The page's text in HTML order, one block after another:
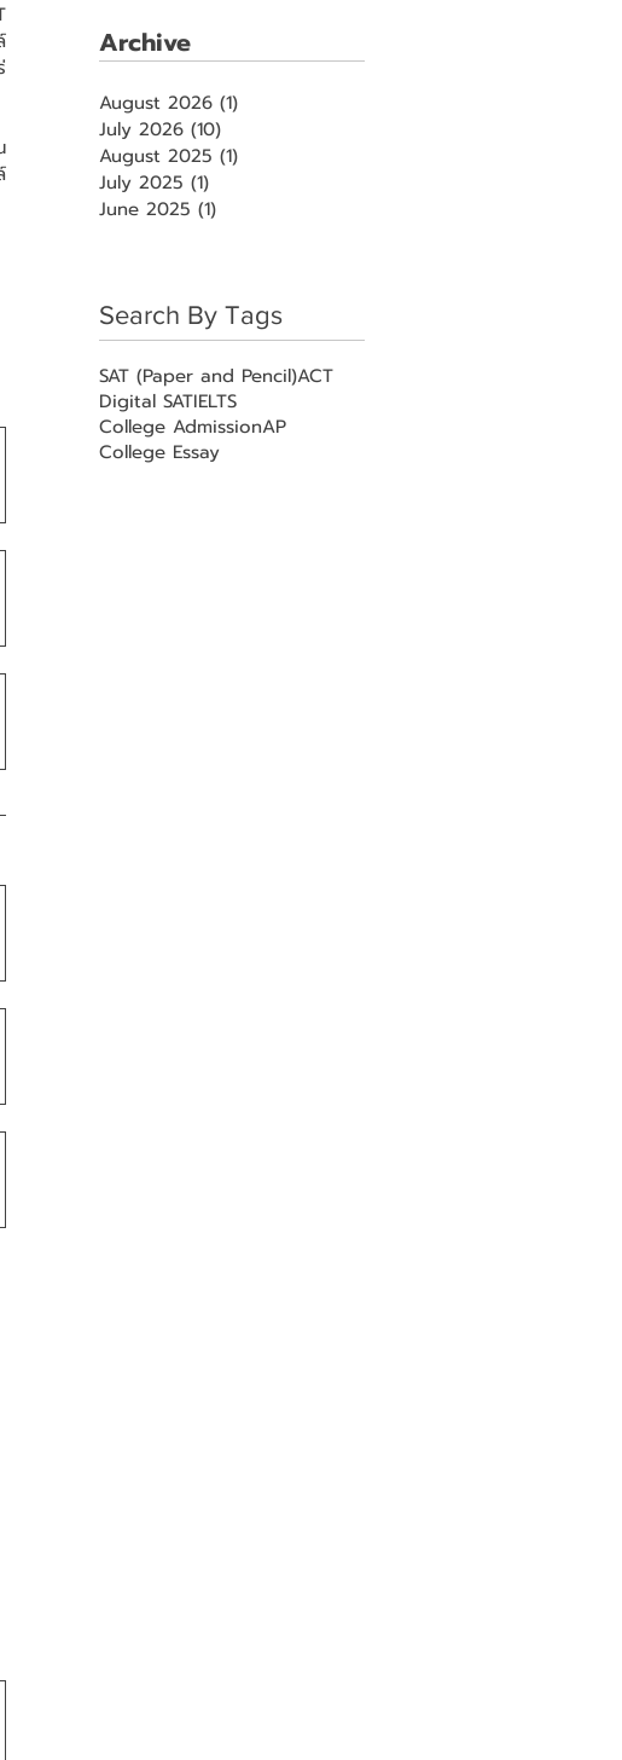
Archive
August 2026 (1)
July 2026 (10)
August 2025 (1)
July 2025 (1)
June 2025 (1)
Search By Tags
SAT (Paper and Pencil)ACT
Digital SATIELTS
College AdmissionAP
College Essay